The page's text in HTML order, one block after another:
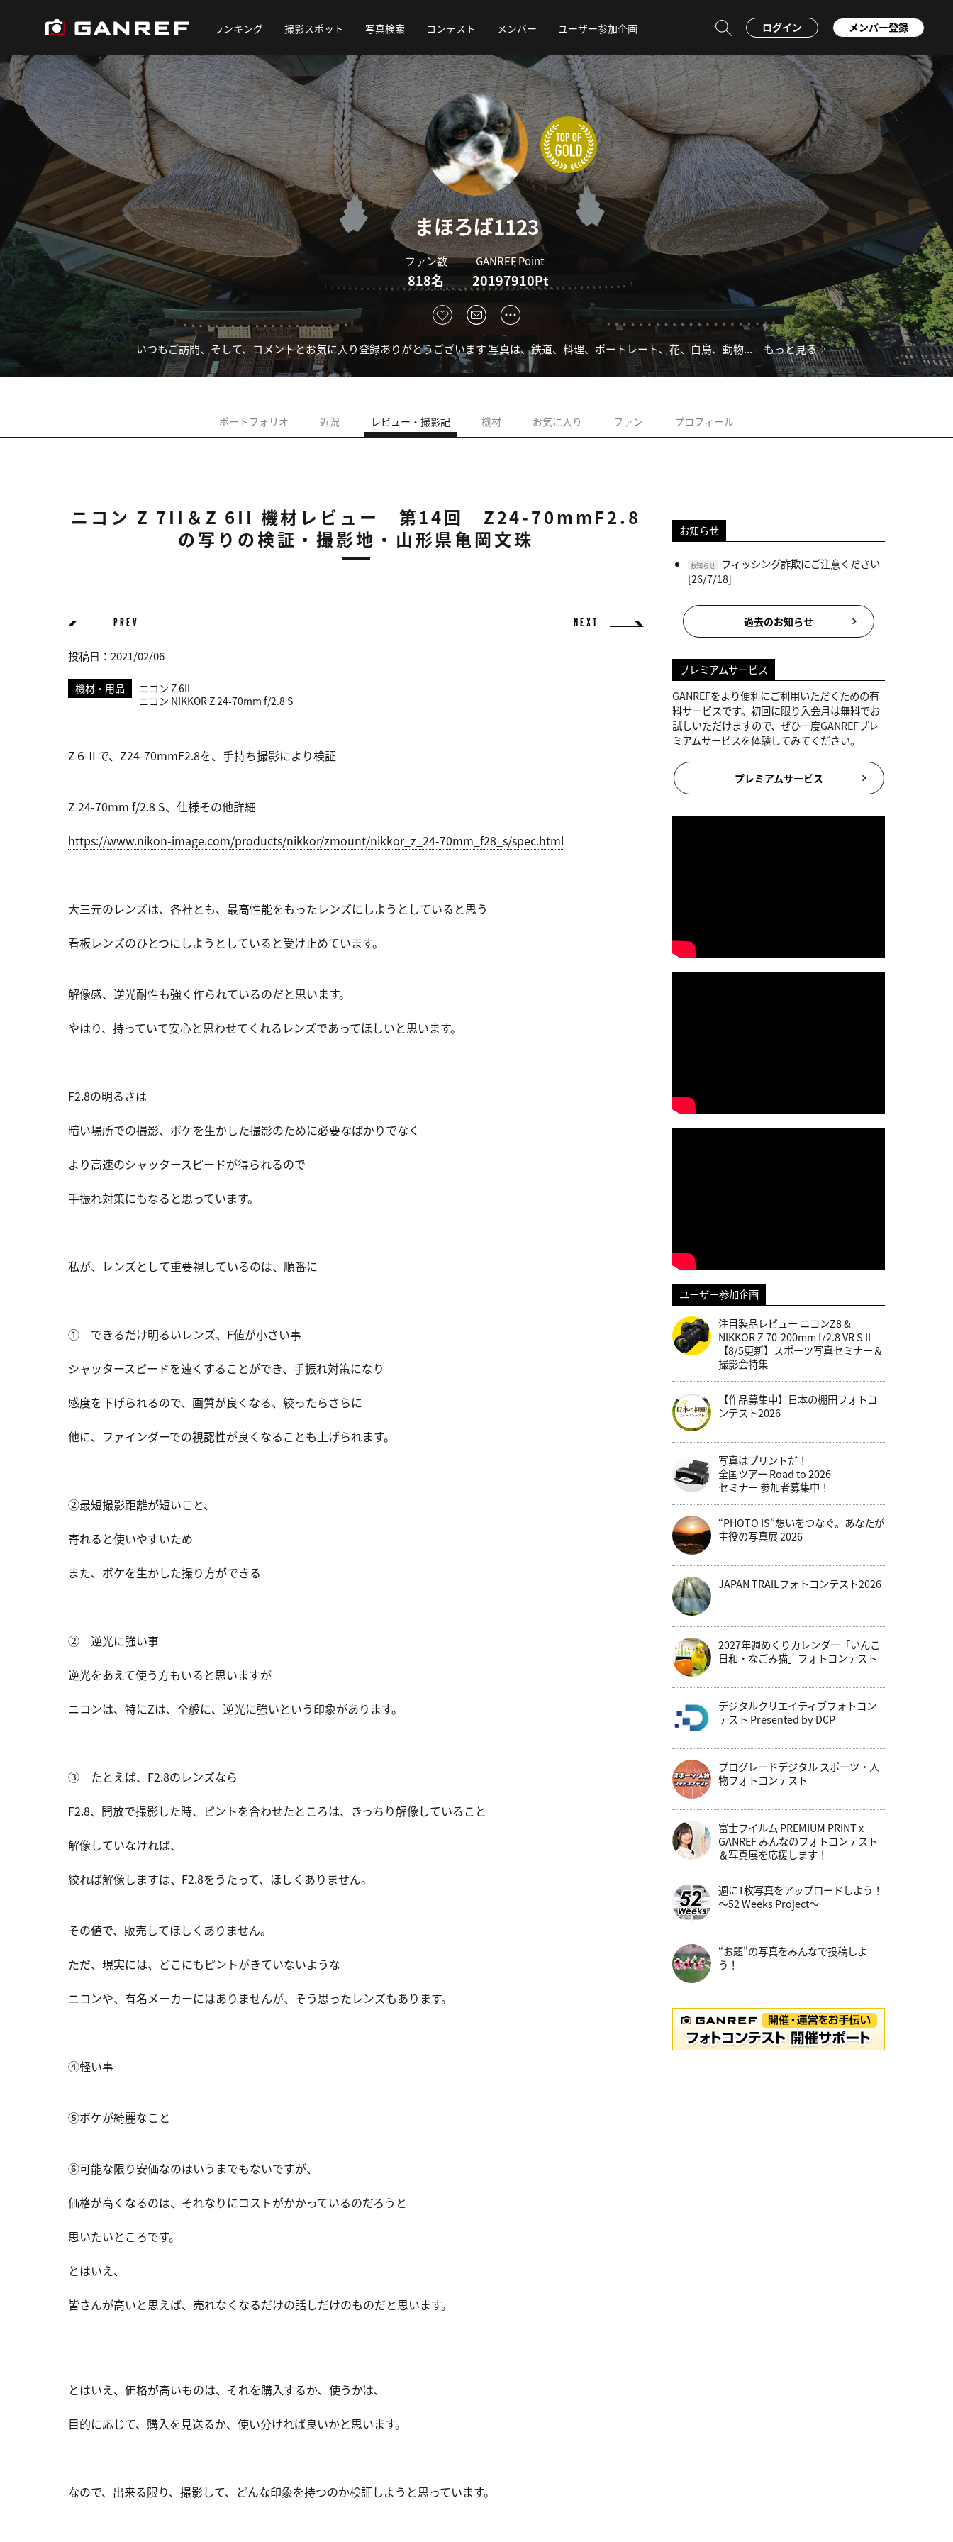
ランキング 撮影スポット 写真検索 コンテスト メンバー ユーザー参加企画 ログイン メンバー登録
まほろば1123
ファン数
818名
GANREF Point
20197910Pt
いつもご訪問、そして、コメントとお気に入り登録ありがとうございます 写真は、鉄道、料理、ポートレート、花、白鳥、動物... もっと見る
ポートフォリオ 近況 レビュー・撮影記 機材 お気に入り ファン プロフィール
ニコン Z 7II＆Z 6II 機材レビュー 第14回 Z24-70mmF2.8
の写りの検証・撮影地・山形県亀岡文珠
PREV NEXT
投稿日：2021/02/06
機材・用品
ニコン Z 6II
ニコン NIKKOR Z 24-70mm f/2.8 S
Z６Ⅱで、Z24-70mmF2.8を、手持ち撮影により検証
Z 24-70mm f/2.8 S、仕様その他詳細
https://www.nikon-image.com/products/nikkor/zmount/nikkor_z_ 24-70mm_f28_s/spec.html
大三元のレンズは、各社とも、最高性能をもったレンズにしようとしていると思う
看板レンズのひとつにしようとしていると受け止めています。
解像感、逆光耐性も強く作られているのだと思います。
やはり、持っていて安心と思わせてくれるレンズであってほしいと思います。
F2.8の明るさは
暗い場所での撮影、ボケを生かした撮影のために必要なばかりでなく
より高速のシャッタースピードが得られるので
手振れ対策にもなると思っています。
私が、レンズとして重要視しているのは、順番に
① できるだけ明るいレンズ、F値が小さい事
シャッタースピードを速くすることができ、手振れ対策になり
感度を下げられるので、画質が良くなる、絞ったらさらに
他に、ファインダーでの視認性が良くなることも上げられます。
②最短撮影距離が短いこと、
寄れると使いやすいため
また、ボケを生かした撮り方ができる
② 逆光に強い事
逆光をあえて使う方もいると思いますが
ニコンは、特にZは、全般に、逆光に強いという印象があります。
③ たとえば、F2.8のレンズなら
F2.8、開放で撮影した時、ピントを合わせたところは、きっちり解像していること
解像していなければ、
絞れば解像しますは、F2.8をうたって、ほしくありません。
その値で、販売してほしくありません。
ただ、現実には、どこにもピントがきていないような
ニコンや、有名メーカーにはありませんが、そう思ったレンズもあります。
④軽い事
⑤ボケが綺麗なこと
⑥可能な限り安価なのはいうまでもないですが、
価格が高くなるのは、それなりにコストがかかっているのだろうと
思いたいところです。
とはいえ、
皆さんが高いと思えば、売れなくなるだけの話しだけのものだと思います。
とはいえ、価格が高いものは、それを購入するか、使うかは、
目的に応じて、購入を見送るか、使い分ければ良いかと思います。
なので、出来る限り、撮影して、どんな印象を持つのか検証しようと思っています。
お知らせ
お知らせ
フィッシング詐欺にご注意ください
[26/7/18]
過去のお知らせ
プレミアムサービス
GANREFをより便利にご利用いただくための有
料サービスです。初回に限り入会月は無料でお
試しいただけますので、ぜひ一度GANREFプレ
ミアムサービスを体験してみてください。
プレミアムサービス
ユーザー参加企画
注目製品レビュー ニコンZ8 &
NIKKOR Z 70-200mm f/2.8 VR S II
【8/5更新】スポーツ写真セミナー＆
撮影会特集
【作品募集中】日本の棚田フォトコ
ンテスト2026
写真はプリントだ！
全国ツアー Road to 2026
セミナー 参加者募集中！
“PHOTO IS”想いをつなぐ。あなたが
主役の写真展 2026
JAPAN TRAILフォトコンテスト2026
2027年週めくりカレンダー「いんこ
日和・なごみ猫」フォトコンテスト
デジタルクリエイティブフォトコン
テスト Presented by DCP
プログレードデジタル スポーツ・人
物フォトコンテスト
富士フイルム PREMIUM PRINT x
GANREF みんなのフォトコンテスト
＆写真展を応援します！
週に1枚写真をアップロードしよう！
～52 Weeks Project～
“お題”の写真をみんなで投稿しよ
う！